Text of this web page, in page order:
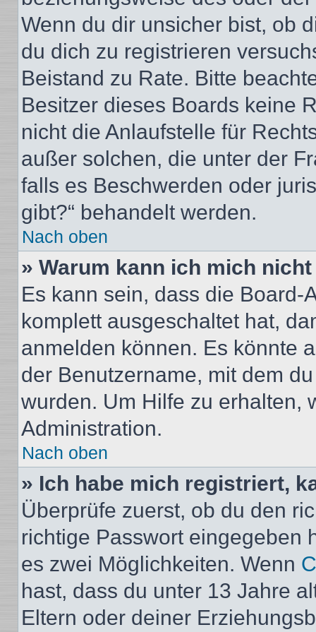
Wenn du dir unsicher bist, ob
du dich zu registrieren
Beistand zu Rate. Bitte
Besitzer dieses Boards keine
nicht die Anlaufstelle für
außer solchen, die unter der
falls es Beschwerden oder
gibt?“ behandelt werden.
Nach oben
» Warum kann ich mich
Es kann sein, dass die
komplett ausgeschaltet hat,
anmelden können. Es könnte
der Benutzername, mit dem
wurden. Um Hilfe zu erhalten,
Administration.
Nach oben
» Ich habe mich registriert,
Überprüfe zuerst, ob du den
richtige Passwort eingegeben
es zwei Möglichkeiten. Wenn
hast, dass du unter 13 Jahre
Eltern oder deiner